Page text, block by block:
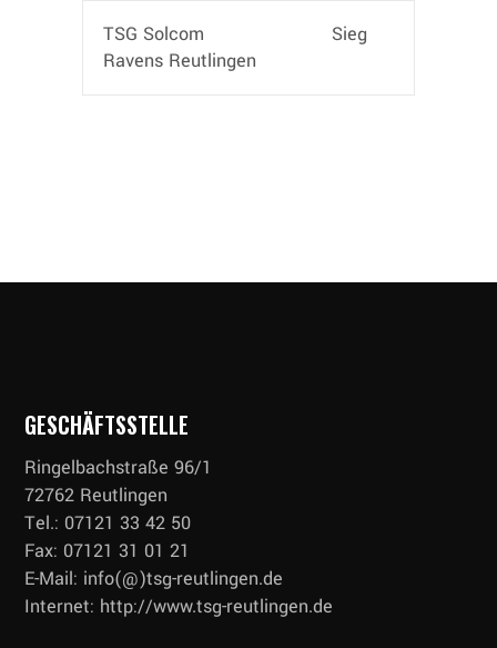
TSG Solcom
Ravens Reutlingen
Sieg
GESCHÄFTSSTELLE
Ringelbachstraße 96/1
72762 Reutlingen
Tel.: 07121 33 42 50
Fax: 07121 31 01 21
E-Mail: info(@)tsg-reutlingen.de
Internet: http://www.tsg-reutlingen.de